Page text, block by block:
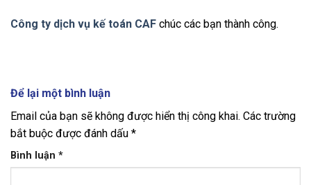
Công ty dịch vụ kế toán CAF chúc các bạn thành công.
Để lại một bình luận
Email của bạn sẽ không được hiển thị công khai. Các trường
bắt buộc được đánh dấu *
Bình luận *